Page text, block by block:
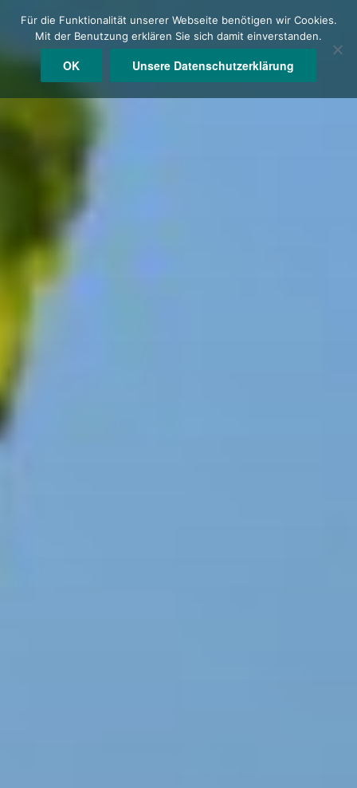
Inhalt
springen
Für die Funktionalität unserer Webseite benötigen wir Cookies.
Mit der Benutzung erklären Sie sich damit einverstanden.
OK Unsere Datenschutzerklärung